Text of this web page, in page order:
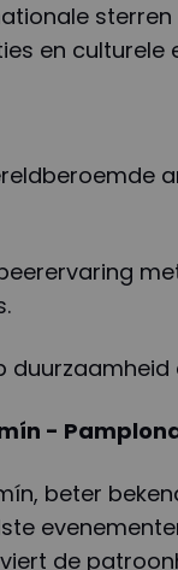
en culturele
-
beter
de